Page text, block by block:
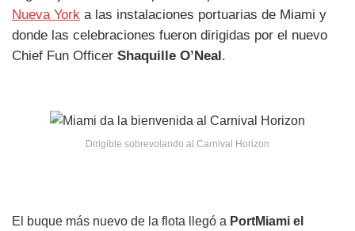
Nueva York a las instalaciones portuarias de Miami y
donde las celebraciones fueron dirigidas por el nuevo
Chief Fun Officer Shaquille O’Neal .
Dirigible sobrevolando al Carnival Horizon
El buque más nuevo de la flota llegó a PortMiami el